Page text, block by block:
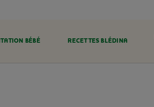
BÉBÉ RECETTES BLÉDINA